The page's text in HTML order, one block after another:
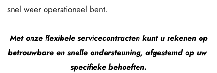
snel weer operationeel bent.
betrouwbare en snelle ondersteuning, afgestemd op uw
specifieke behoeften.